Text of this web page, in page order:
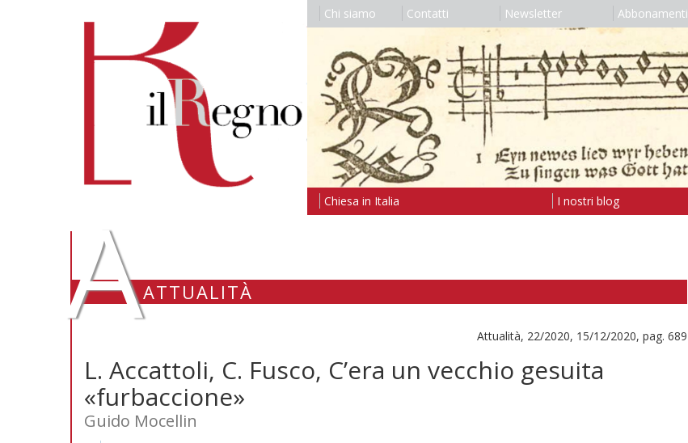
Chi siamo Contatti Newsletter Abbonamenti
Chiesa in Italia I nostri blog
AATTUALITÀ
Attualità, 22/2020, 15/12/2020, pag. 689
L. Accattoli, C. Fusco, C’era un vecchio gesuita
«furbaccione»
Guido Mocellin